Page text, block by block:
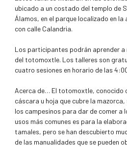
ubicado a un costado del templo de
Álamos, en el parque localizado en la
con calle Calandria.
Los participantes podrán aprender
del totomoxtle. Los talleres son
cuatro sesiones en horario de las
Acerca de… El totomoxtle, conocido
cáscara u hoja que cubre la
los campesinos para dar de comer a
usos más comunes es para la
tamales, pero se han descubierto
de las manualidades que se pueden